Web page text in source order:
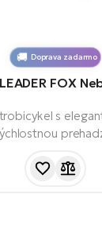
Doprava zadarmo
LEADER FOX
s